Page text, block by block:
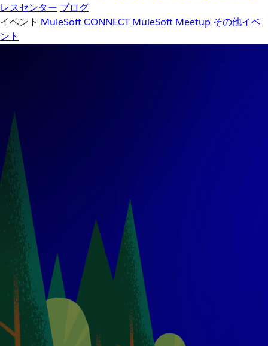
レスセンター ブログ
イベント MuleSoft CONNECT MuleSoft Meetup その他イベ
ント